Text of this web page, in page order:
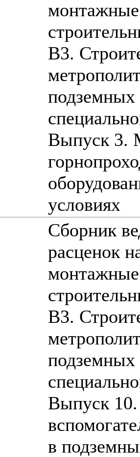
В3.
подземных
Выпуск 3.
условиях
Сборник
расценок
В3.
подземных
Выпуск
в